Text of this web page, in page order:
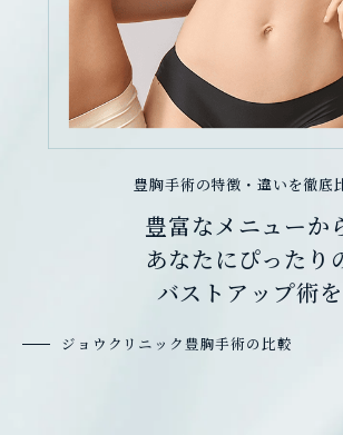
豊胸手術の特徴・違いを徹底
豊富なメニューか
あなたにぴったり
バストアップ術を
ジョウクリニック豊胸手術の比較